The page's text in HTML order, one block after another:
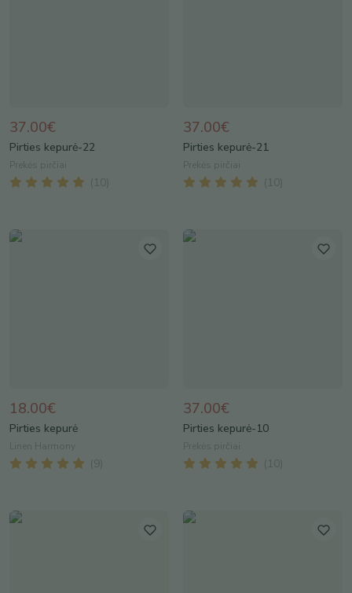
37.00€
Pirties kepurė-22
Prekės pirčiai
( 10
37.00€
Pirties kepurė-21
Prekės pirčiai
( 10
18.00€
Pirties kepurė
Linen Harmony
(9
37.00€
Pirties kepurė-10
Prekės pirčiai
( 10